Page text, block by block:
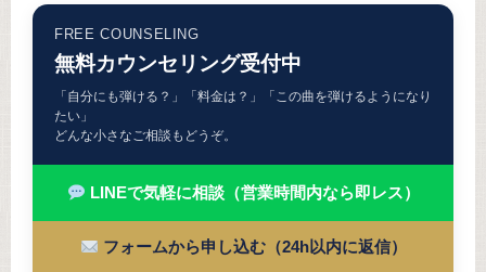
FREE COUNSELING
無料カウンセリング受付中
「自分にも弾ける？」「料金は？」「この曲を弾けるようになり
たい」
どんな小さなご相談もどうぞ。
LINEで気軽に相談（営業時間内なら即レス）
フォームから申し込む（24h以内に返信）